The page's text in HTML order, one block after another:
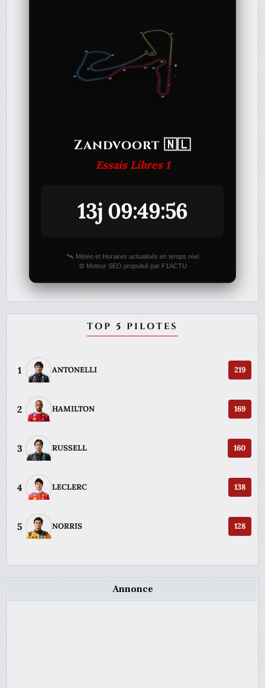
Zandvoort 🇳🇱
Essais Libres 1
13j 09:49:56
🛰️ Météo et Horaires actualisés en temps réel
⚙️ Moteur SEO propulsé par F1ACTU
TOP 5 PILOTES
1 ANTONELLI 219
2 HAMILTON 169
3 RUSSELL 160
4 LECLERC 138
5 NORRIS 128
Annonce